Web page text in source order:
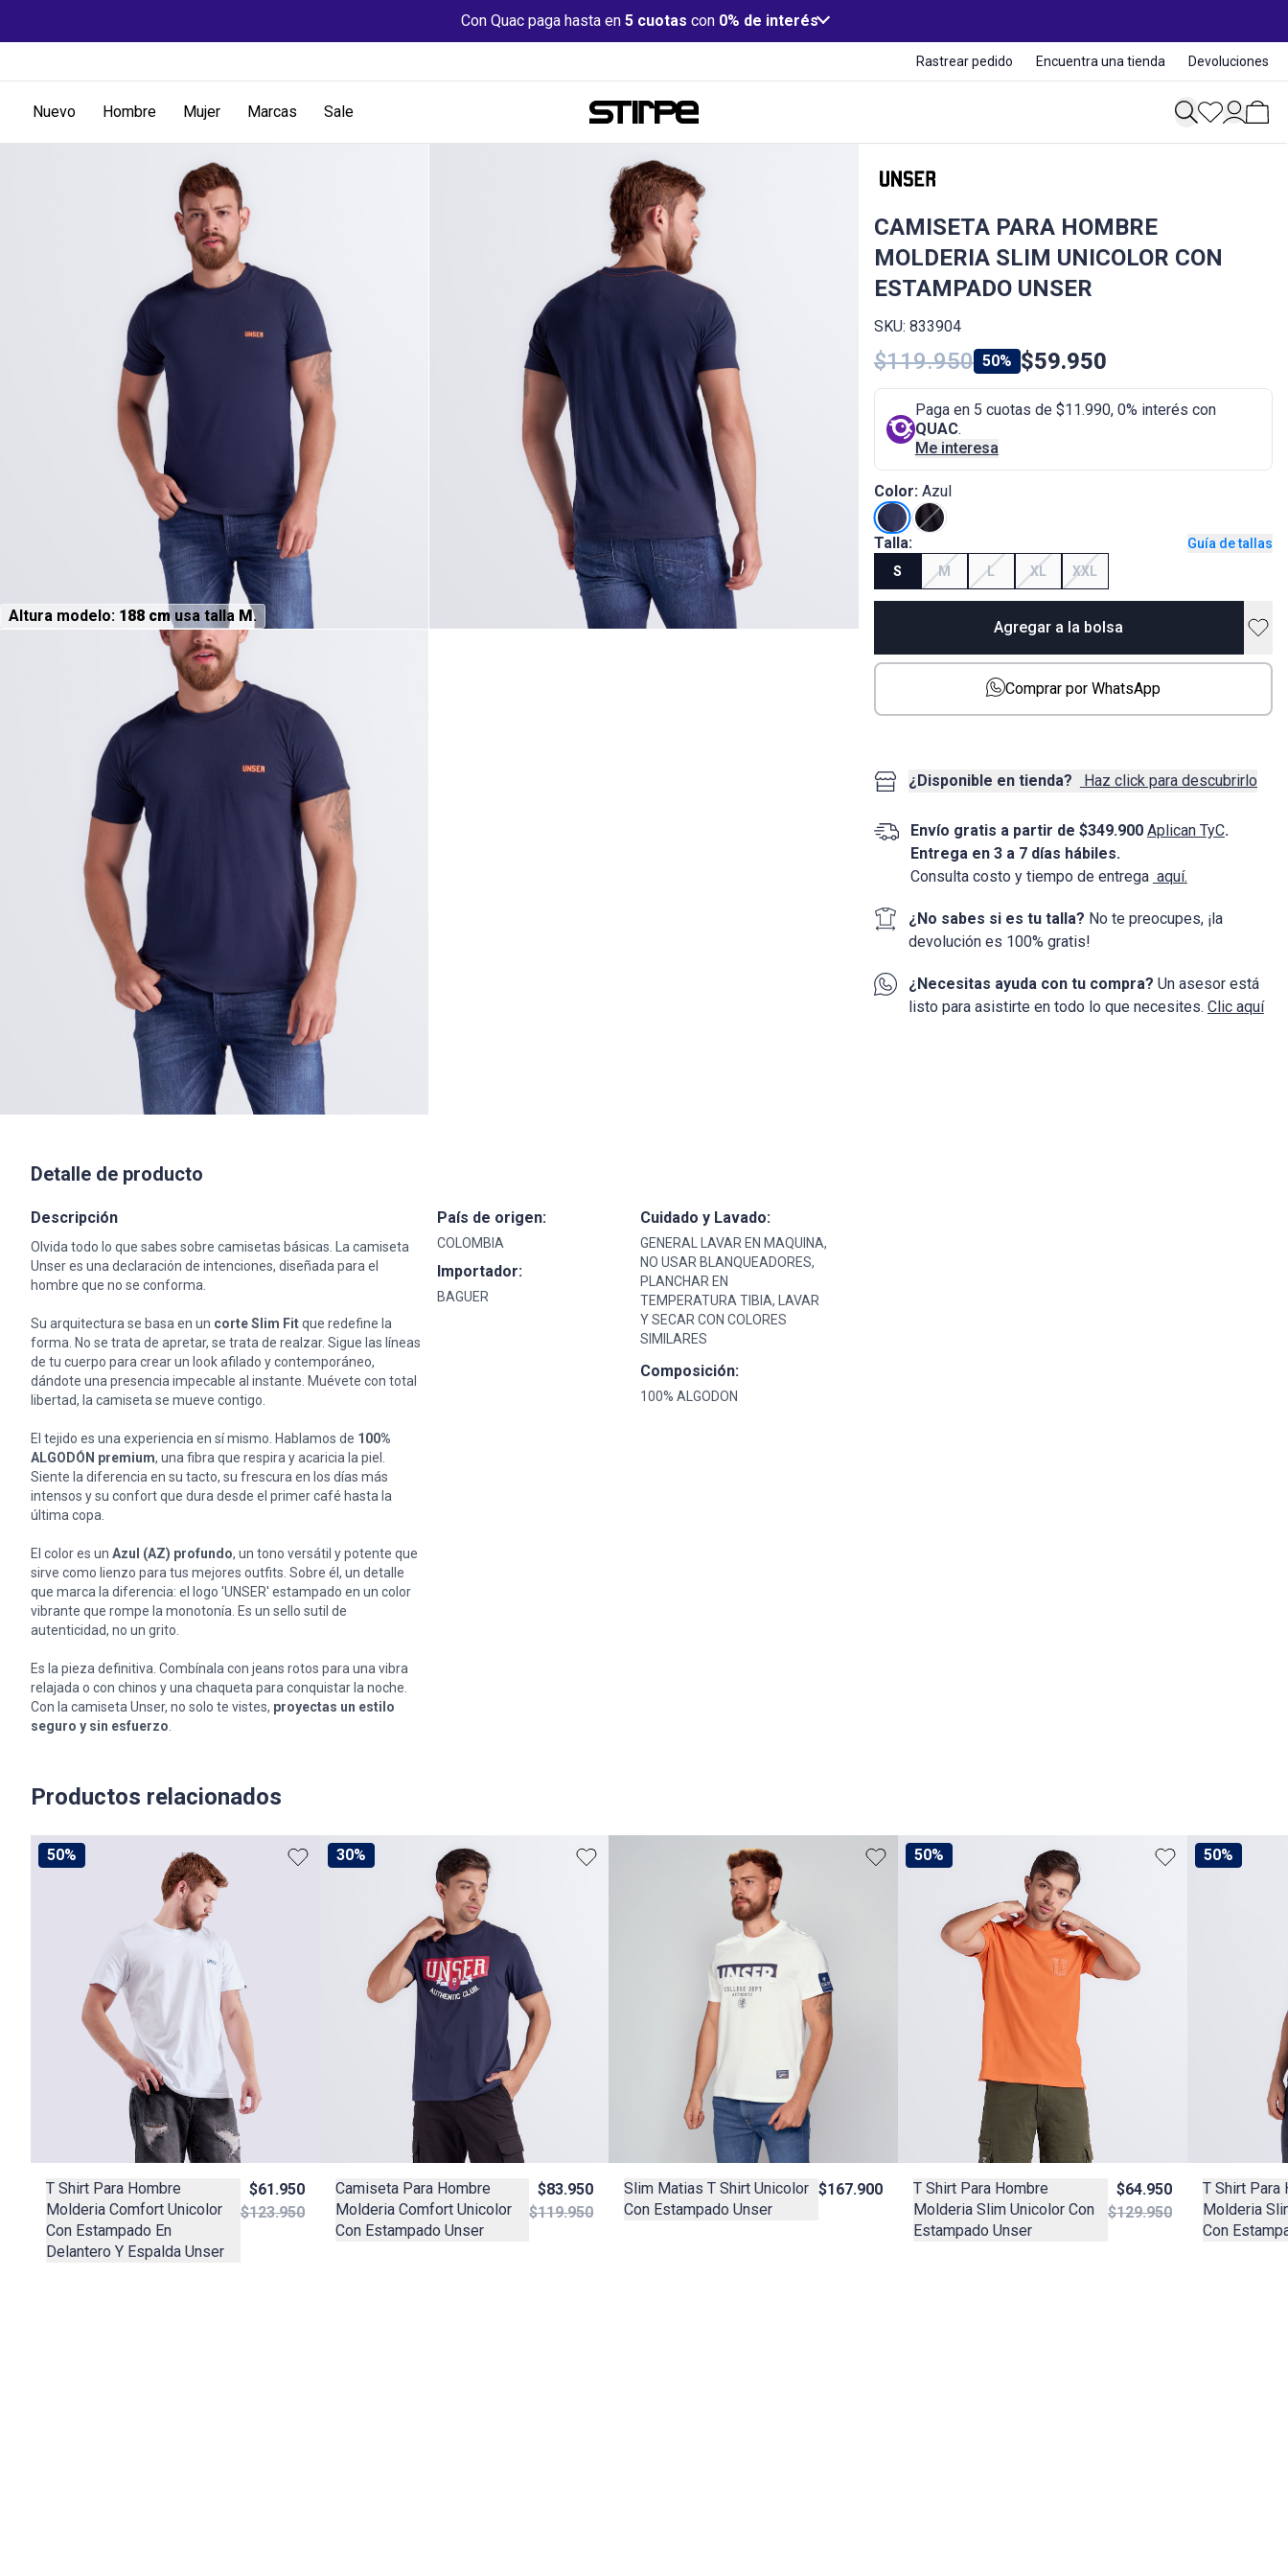
Con Quac paga hasta en 5 cuotas con 0% de interés
Rastrear pedido Encuentra una tienda Devoluciones
Nuevo Hombre Mujer Marcas Sale
Altura modelo: 188 cmusa talla M.
Detalle de producto
Descripción
Olvida todo lo que sabes sobre camisetas básicas. La camiseta
Unser es una declaración de intenciones, diseñada para el
hombre que no se conforma.
Su arquitectura se basa en un corte Slim Fitque redefine la
forma. No se trata de apretar, se trata de realzar. Sigue las líneas
de tu cuerpo para crear un look afilado y contemporáneo,
dándote una presencia impecable al instante. Muévete con total
libertad, la camiseta se mueve contigo.
El tejido es una experiencia en sí mismo. Hablamos de 100%
ALGODÓN premium, una fibra que respira y acaricia la piel.
Siente la diferencia en su tacto, su frescura en los días más
intensos y su confort que dura desde el primer café hasta la
última copa.
El color es un Azul (AZ) profundo, un tono versátil y potente que
sirve como lienzo para tus mejores outfits. Sobre él, un detalle
que marca la diferencia: el logo 'UNSER' estampado en un color
vibrante que rompe la monotonía. Es un sello sutil de
autenticidad, no un grito.
Es la pieza definitiva. Combínala con jeans rotos para una vibra
relajada o con chinos y una chaqueta para conquistar la noche.
Con la camiseta Unser, no solo te vistes, proyectas un estilo
seguro y sin esfuerzo
País de origen:
COLOMBIA
Importador:
BAGUER
Cuidado y Lavado:
GENERAL LAVAR EN MAQUINA,
NO USAR BLANQUEADORES,
PLANCHAR EN
TEMPERATURA TIBIA, LAVAR
Y SECAR CON COLORES
SIMILARES
Composición:
100% ALGODON
CAMISETA PARA HOMBRE
MOLDERIA SLIM UNICOLOR CON
ESTAMPADO UNSER
SKU: 833904
$119.950 50% $59.950
Paga en 5 cuotas de $11.990, 0% interés con
QUAC.
Me interesa
Color: Azul
Talla:
Guía de tallas
S
M L XL XXL
Agregar a la bolsa
Comprar por WhatsApp
¿Disponible en tienda? Haz click para descubrirlo
Envío gratis a partir de $349.900 Aplican TyC.
Entrega en 3 a 7 días hábiles.
Consulta costo y tiempo de entrega aquí.
¿No sabes si es tu talla? No te preocupes, ¡la
devoluciónes 100% gratis!
¿Necesitas ayuda con tu compra? Un asesor está
listo para asistirte en todo lo que necesites. Clic aquí
Productos relacionados
50%
T Shirt Para Hombre
Molderia Comfort Unicolor
Con Estampado En
Delantero Y Espalda Unser
$61.950
$123.950
30%
Camiseta Para Hombre
Molderia Comfort Unicolor
Con Estampado Unser
$83.950
$119.950
Slim Matias T Shirt Unicolor
Con Estampado Unser
$167.900
50%
T Shirt Para Hombre
Molderia Slim Unicolor Con
Estampado Unser
$64.950
$129.950
50%
T Shirt Para
Molderia
Con